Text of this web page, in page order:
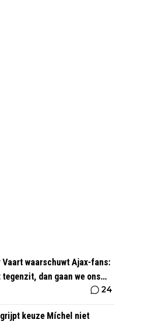
Vaart waarschuwt Ajax-fans:
dan gaan we ons
ergeren'
24
keuze Míchel niet